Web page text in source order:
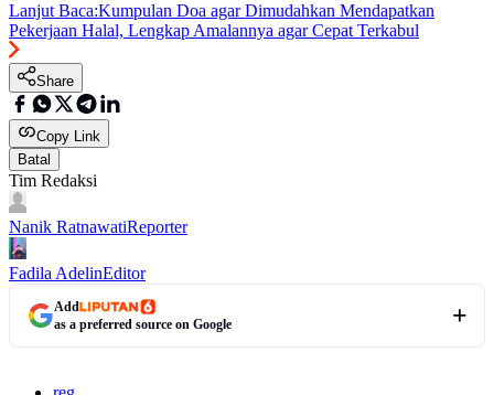
Lanjut Baca:Kumpulan Doa agar Dimudahkan Mendapatkan
Pekerjaan Halal, Lengkap Amalannya agar Cepat Terkabul
Share
Copy Link
Batal
Tim Redaksi
Nanik RatnawatiReporter
Fadila AdelinEditor
Add
as a preferred source on Google